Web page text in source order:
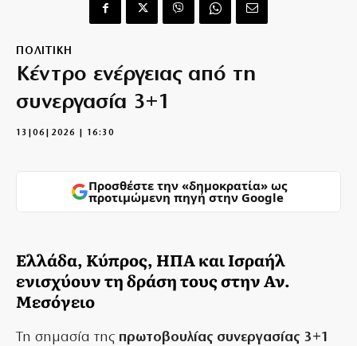
ΠΟΛΙΤΙΚΗ
Κέντρο ενέργειας από τη
συνεργασία 3+1
13|06|2026 | 16:30
Προσθέστε την «δημοκρατία» ως
προτιμώμενη πηγή στην Google
Ελλάδα, Κύπρος, ΗΠΑ και Ισραήλ
ενισχύουν τη δράση τους στην Αν.
Μεσόγειο
Τη σημασία της πρωτοβουλίας συνεργασίας 3+1